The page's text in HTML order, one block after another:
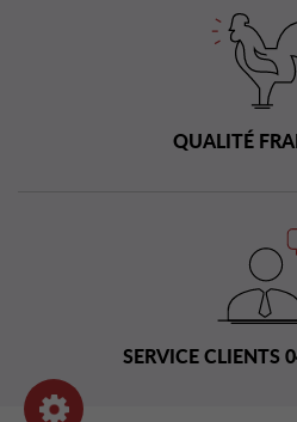
QUALITÉ
SERVICE CLIENTS